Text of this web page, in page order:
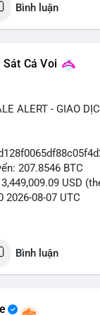
Bình luận
Cá Voi
ALERT - GIAO
207.8546 BTC
USD
2026-08-07 UTC
vốn. Khối
trung, gợi ý khả
dao động quanh
Bình luận